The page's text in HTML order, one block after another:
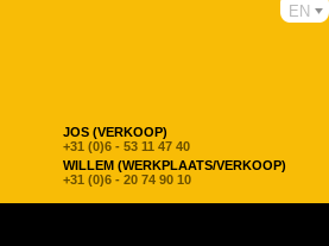
JOS (VERKOOP)
+31 (0)6 - 53 11 47 40
WILLEM (WERKPLAATS/VERKOOP)
+31 (0)6 - 20 74 90 10
EN